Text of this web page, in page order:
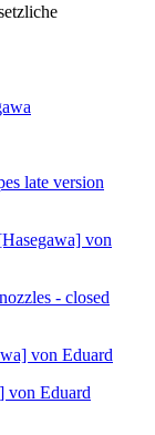
late version
von
- closed
von Eduard
von Eduard